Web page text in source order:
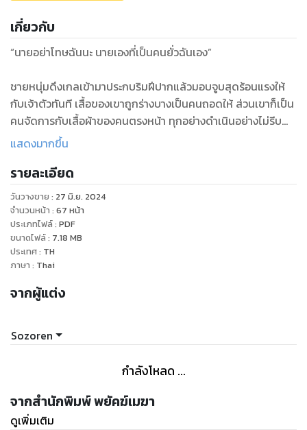
เกี่ยวกับ
“นายอย่าโทษฉันนะ นายเองที่เป็นคนยั่วฉันเอง”
ชายหนุ่มดึงเกลเข้ามาประกบริมฝีปากแล้วมอบจูบสุดร้อนแรงให้
กับเจ้าตัวทันที เสื้อของเขาถูกร่างบางเป็นคนถอดให้ ส่วนเขาก็เป็น
คนจัดการกับเสื้อผ้าของคนตรงหน้า ทุกอย่างดำเนินอย่างไม่รีบ
ร้อนนัก ราวกับว่าค่ำคืนนี้ยังอีกยาวนาน
“นายคืนนี้ทำให้เราลืมความเจ็บปวดจากผู้หญิงเลวๆ คนนั้นจะได้
ไหม?”
“ได้สิ ฉันจะทำให้คืนนี้ นายมีความสุขที่สุดรับรอง”
สิ้นคำพูดซานมอบจูบให้เกลอีกครั้ง มันร้อนแรงกว่าเมื่อตะกี้นี้เสีย
จะหยอกเย้ากับยอดอกอย่างเบามือ ปากของเขาไล่ลงมายังซอกคอ
แสดงมากขึ้น
รายละเอียด
วันวางขาย : 27 มิ.ย. 2024
จำนวนหน้า : 67 หน้า
ประเภทไฟล์: PDF
ขนาดไฟล์: 7.18 MB
ประเทศ: TH
ภาษา : Thai
จากผู้แต่ง
Sozoren
กำลังโหลด ...
จากสำนักพิมพ์ พยัคฆ์เมฆา
ดูเพิ่มเติม